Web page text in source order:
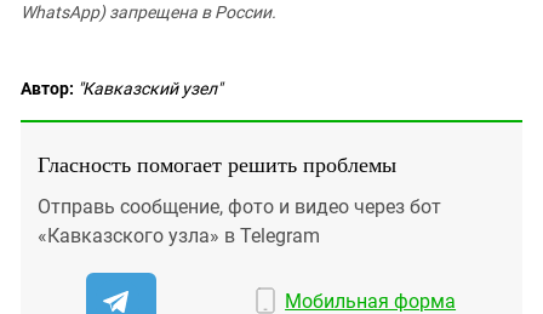
WhatsApp) запрещена в России.
Автор: "Кавказский узел"
Гласность помогает решить проблемы
Отправь сообщение, фото и видео через бот
«Кавказского узла» в Telegram
Мобильная форма